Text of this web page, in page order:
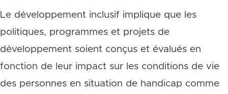
Le développement inclusif implique que les
politiques, programmes et projets de
développement soient conçus et évalués en
fonction de leur impact sur les conditions de vie
des personnes en situation de handicap comme